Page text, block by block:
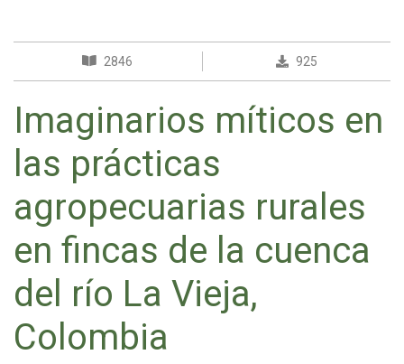
2846 925
Imaginarios míticos en
las prácticas
agropecuarias rurales
en fincas de la cuenca
del río La Vieja,
Colombia